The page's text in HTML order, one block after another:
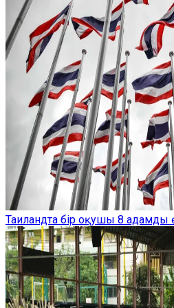
Таиландта бір оқушы 8 адамды